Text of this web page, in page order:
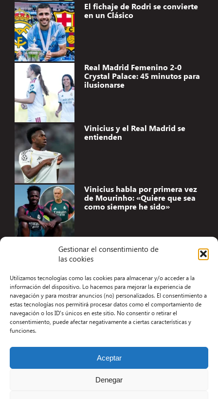
Gestionar el consentimiento de
las cookies
Utilizamos tecnologías como las cookies para almacenar y/o acceder a la
información del dispositivo. Lo hacemos para mejorar la experiencia de
navegación y para mostrar anuncios (no) personalizados. El consentimiento a
estas tecnologías nos permitirá procesar datos como el comportamiento de
navegación o los ID's únicos en este sitio. No consentir o retirar el
consentimiento, puede afectar negativamente a ciertas características y
funciones.
Aceptar
Denegar
El fichaje de Rodri se convierte
en un Clásico
Real Madrid Femenino 2-0
Crystal Palace: 45 minutos para
ilusionarse
Vinicius y el Real Madrid se
entienden
Vinicius habla por primera vez
de Mourinho: «Quiere que sea
como siempre he sido»
Aviso Legal
Términos y condiciones
Política de privacidad
Contacto
Desarrollo Web por Kiwop